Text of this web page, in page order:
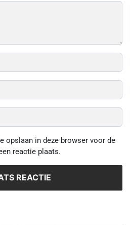
opslaan in deze browser voor de
reactie plaats.